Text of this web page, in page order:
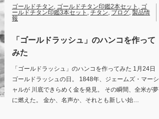
ゴールドチタン, ゴールドチタン印鑑2本セット , ゴ
ールドチタン印鑑3本セット , チタン, ブログ, 製品情
報
「ゴールドラッシュ」のハンコを作って
みた
「ゴールドラッシュ」のハンコを作ってみた 1月24日
ゴールドラッシュの日。 1848年、ジェームズ・マーシ
ャルが 川底できらめく金を発見。 その瞬間、全米が夢
に燃えた。 金か、名声か、それとも新しい始…